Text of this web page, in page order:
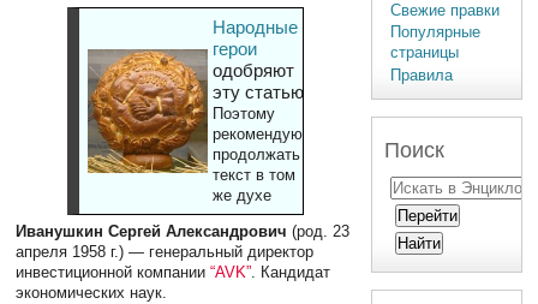
Народные
герои
одобряют
эту статью
Поэтому
рекомендуют
продолжать
текст в том
же духе
Иванушкин Сергей Александрович (род. 23
апреля 1958 г.) — генеральный директор
инвестиционной компании“AVK”. Кандидат
экономических наук.
Свежие правки
Популярные
страницы
Правила
Поиск